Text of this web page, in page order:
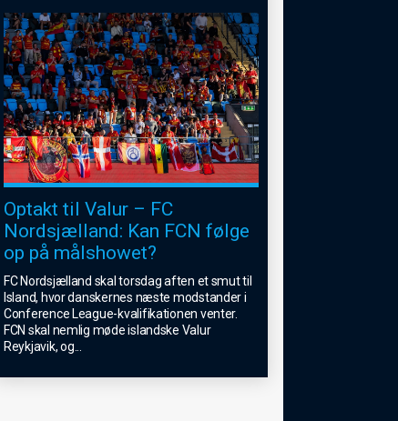
Optakt til Valur – FC
Nordsjælland: Kan FCN følge
op på målshowet?
FC Nordsjælland skal torsdag aften et smut til
Island, hvor danskernes næste modstander i
Conference League-kvalifikationen venter.
FCN skal nemlig møde islandske Valur
Reykjavik, og...